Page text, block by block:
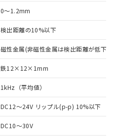
0～1.2mm
検出距離の10%以下
磁性金属(非磁性金属は検出距離が低下し
鉄12×12×1mm
1kHz（平均値）
DC12～24V リップル(p-p) 10%以下
DC10～30V